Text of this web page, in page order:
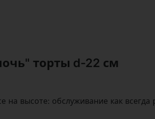
торты d-22 см
на высоте: обслуживание как всегда